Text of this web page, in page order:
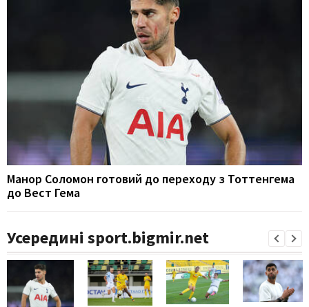
Манор Соломон готовий до переходу з Тоттенгема
до Вест Гема
Усередині sport.bigmir.net